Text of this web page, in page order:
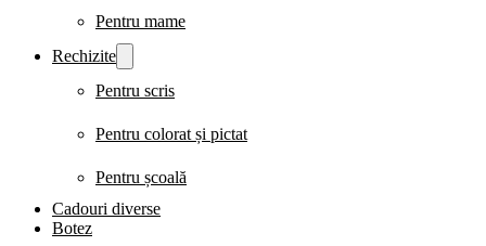
Pentru mame
Rechizite
Pentru scris
Pentru colorat și pictat
Pentru școală
Cadouri diverse
Botez